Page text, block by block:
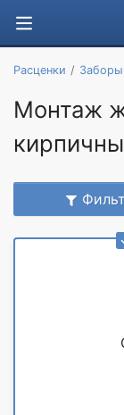
Расценки
Монтаж